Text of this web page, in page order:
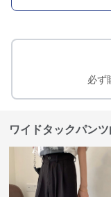
必ず
ワイドタックパン